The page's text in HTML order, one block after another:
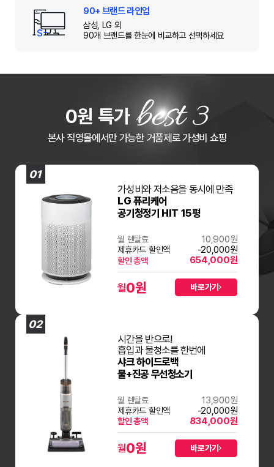
90+ 브랜드 라인업
삼성, LG 외
90개 브랜드를 한눈에 비교하고 선택하세요
0원 특가
본사 직영몰에서만 가능한 거품제로 가성비 쇼핑
01
가성비와 저소음을 동시에 만족
LG 퓨리케어
공기청정기 HIT 15평
월 렌탈료 10,900원
제휴카드 할인액 -20,000원
할인 총액 654,000원
월0원 바로가기
02
시간을 반으로!
흡입과 물청소를 한번에
샤크 하이드로백
물+진공 무선청소기
월 렌탈료 13,900원
제휴카드 할인액 -20,000원
할인 총액 834,000원
월0원 바로가기